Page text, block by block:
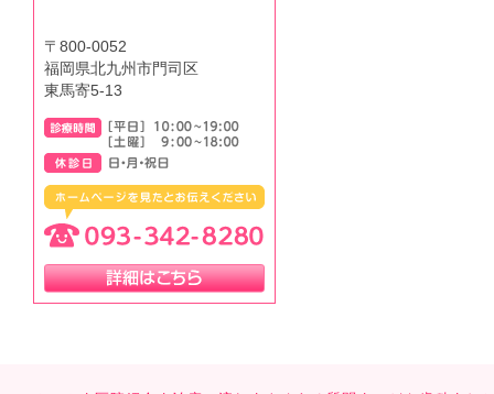
〒800-0052
福岡県北九州市門司区
東馬寄5-13